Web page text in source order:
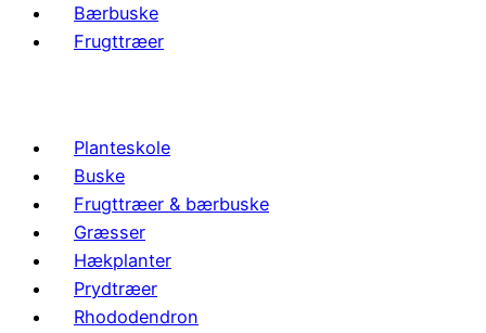
Bærbuske
Frugttræer
Planteskole
Buske
Frugttræer & bærbuske
Græsser
Hækplanter
Prydtræer
Rhododendron